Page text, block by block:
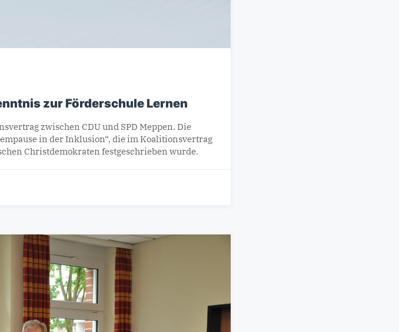
zur Förderschule Lernen
zwischen CDU und SPD Meppen. Die
in der Inklusion“, die im Koalitionsvertrag
Christdemokraten festgeschrieben wurde.